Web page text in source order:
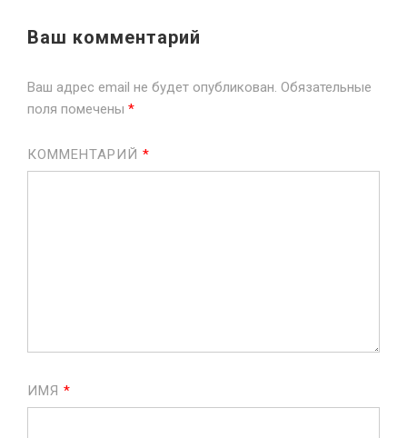
Ваш комментарий
Ваш адрес email не будет опубликован. Обязательные
поля помечены *
КОММЕНТАРИЙ *
ИМЯ *